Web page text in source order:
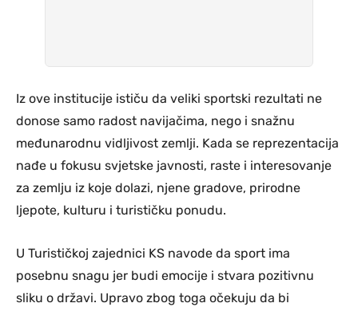
Iz ove institucije ističu da veliki sportski rezultati ne
donose samo radost navijačima, nego i snažnu
međunarodnu vidljivost zemlji. Kada se reprezentacija
nađe u fokusu svjetske javnosti, raste i interesovanje
za zemlju iz koje dolazi, njene gradove, prirodne
ljepote, kulturu i turističku ponudu.
U Turističkoj zajednici KS navode da sport ima
posebnu snagu jer budi emocije i stvara pozitivnu
sliku o državi. Upravo zbog toga očekuju da bi